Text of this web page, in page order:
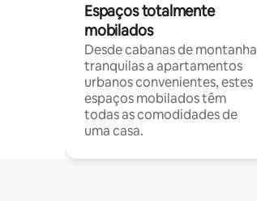
Espaços totalmente
mobilados
Desde cabanas de montanha
tranquilas a apartamentos
urbanos convenientes, estes
espaços mobilados têm
todas as comodidades de
uma casa.